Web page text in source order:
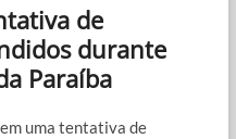
de
durante
Paraíba
uma tentativa de